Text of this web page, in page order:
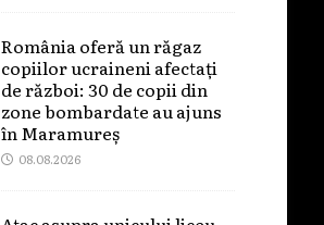
România oferă un răgaz
copiilor ucraineni afectați
de război: 30 de copii din
zone bombardate au ajuns
în Maramureș
08.08.2026